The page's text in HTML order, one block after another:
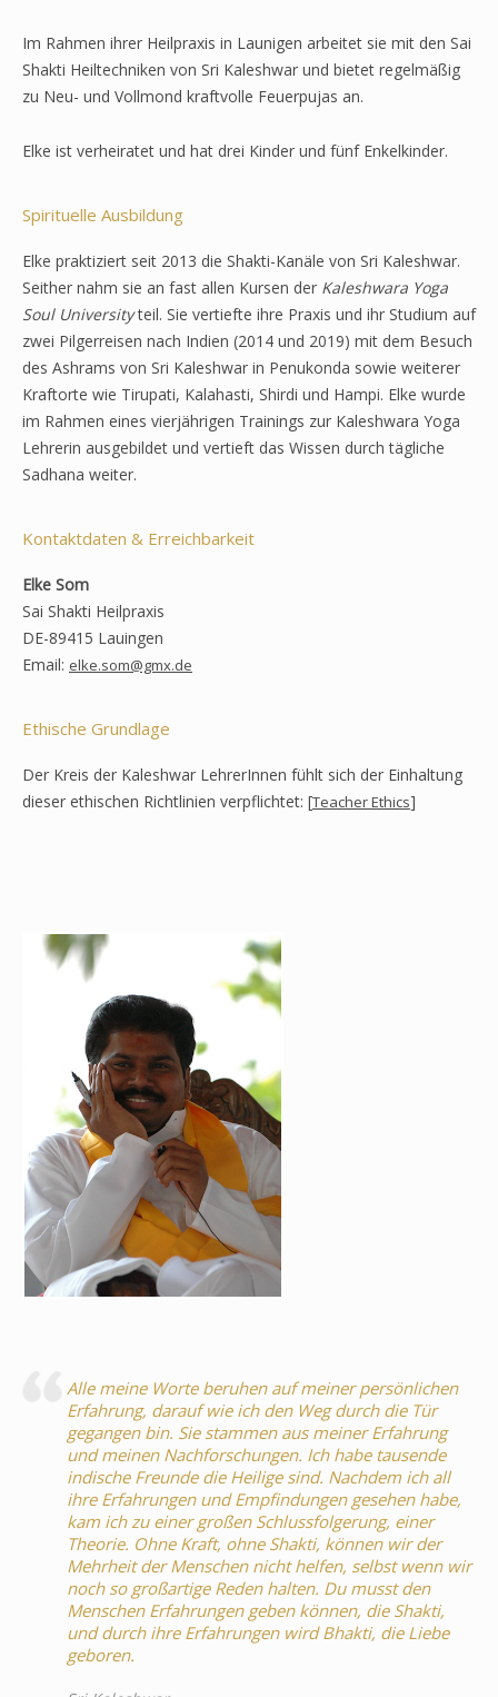
Im Rahmen ihrer Heilpraxis in Launigen arbeitet sie mit den Sai
Shakti Heiltechniken von Sri Kaleshwar und bietet regelmäßig
zu Neu- und Vollmond kraftvolle Feuerpujas an.
Elke ist verheiratet und hat drei Kinder und fünf Enkelkinder.
Spirituelle Ausbildung
Elke praktiziert seit 2013 die Shakti-Kanäle von Sri Kaleshwar.
Seither nahm sie an fast allen Kursen der Kaleshwara Yoga
Soul Universityteil. Sie vertiefte ihre Praxis und ihr Studium auf
zwei Pilgerreisen nach Indien (2014 und 2019) mit dem Besuch
des Ashrams von Sri Kaleshwar in Penukonda sowie weiterer
Kraftorte wie Tirupati, Kalahasti, Shirdi und Hampi. Elke wurde
im Rahmen eines vierjährigen Trainings zur Kaleshwara Yoga
Lehrerin ausgebildet und vertieft das Wissen durch tägliche
Sadhana weiter.
Kontaktdaten & Erreichbarkeit
Elke Som
Sai Shakti Heilpraxis
DE-89415 Lauingen
Email: elke.som@gmx.de
Ethische Grundlage
Der Kreis der Kaleshwar LehrerInnen fühlt sich der Einhaltung
dieser ethischen Richtlinien verpflichtet: [Teacher Ethics]
Alle meine Worte beruhen auf meiner persönlichen
Erfahrung, darauf wie ich den Weg durch die Tür
gegangen bin. Sie stammen aus meiner Erfahrung
und meinen Nachforschungen. Ich habe tausende
indische Freunde die Heilige sind. Nachdem ich all
ihre Erfahrungen und Empfindungen gesehen habe,
kam ich zu einer großen Schlussfolgerung, einer
Theorie. Ohne Kraft, ohne Shakti, können wir der
Mehrheit der Menschen nicht helfen, selbst wenn wir
noch so großartige Reden halten. Du musst den
Menschen Erfahrungen geben können, die Shakti,
und durch ihre Erfahrungen wird Bhakti, die Liebe
geboren.